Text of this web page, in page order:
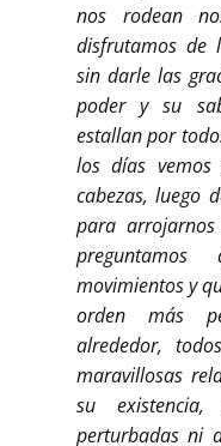
nos rodean
disfrutamos de
sin darle las
poder y su
estallan por
los días
cabezas, luego
para
movimientos y
orden más
alrededor,
maravillosas
su
perturbadas ni